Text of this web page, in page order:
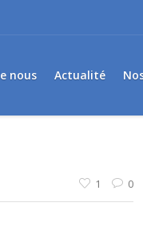
nous Actualité
1 0